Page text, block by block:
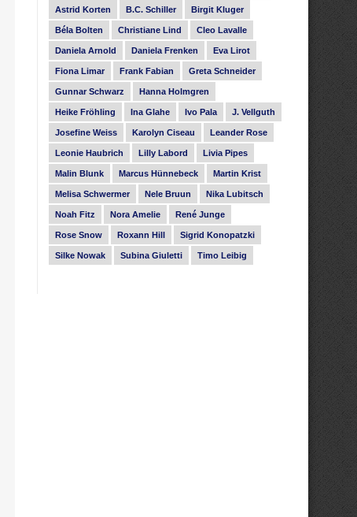
Astrid Korten B.C. Schiller Birgit Kluger
Béla Bolten Christiane Lind Cleo Lavalle
Daniela Arnold Daniela Frenken Eva Lirot
Fiona Limar Frank Fabian Greta Schneider
Gunnar Schwarz Hanna Holmgren
Heike Fröhling Ina Glahe Ivo Pala J. Vellguth
Josefine Weiss Karolyn Ciseau Leander Rose
Leonie Haubrich Lilly Labord Livia Pipes
Malin Blunk Marcus Hünnebeck Martin Krist
Melisa Schwermer Nele Bruun Nika Lubitsch
Noah Fitz Nora Amelie René Junge
Rose Snow Roxann Hill Sigrid Konopatzki
Silke Nowak Subina Giuletti Timo Leibig